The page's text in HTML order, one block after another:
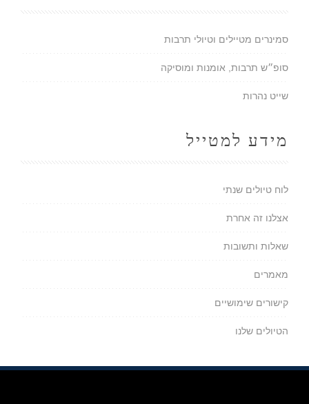
סמינרים מטיילים וטיולי תרבות
סופ״ש תרבות, אומנות ומוסיקה
שייט נהרות
מידע למטייל
לוח טיולים שנתי
אצלנו זה אחרת
שאלות ותשובות
מאמרים
קישורים שימושיים
הטיולים שלנו